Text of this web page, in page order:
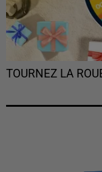
TOURNEZ LA